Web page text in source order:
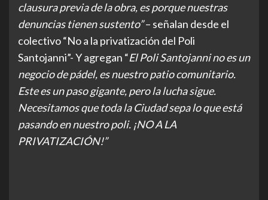
clausura previa de la obra, es porque nuestras
denuncias tienen sustento”– señalan desde el
colectivo “No a la privatización del Poli
Santojanni”- Y agregan “El Poli Santojanni no es un
negocio de pádel, es nuestro patio comunitario.
Este es un paso gigante, pero la lucha sigue.
Necesitamos que toda la Ciudad sepa lo que está
pasando en nuestro poli. ¡NO A LA
PRIVATIZACIÓN!”